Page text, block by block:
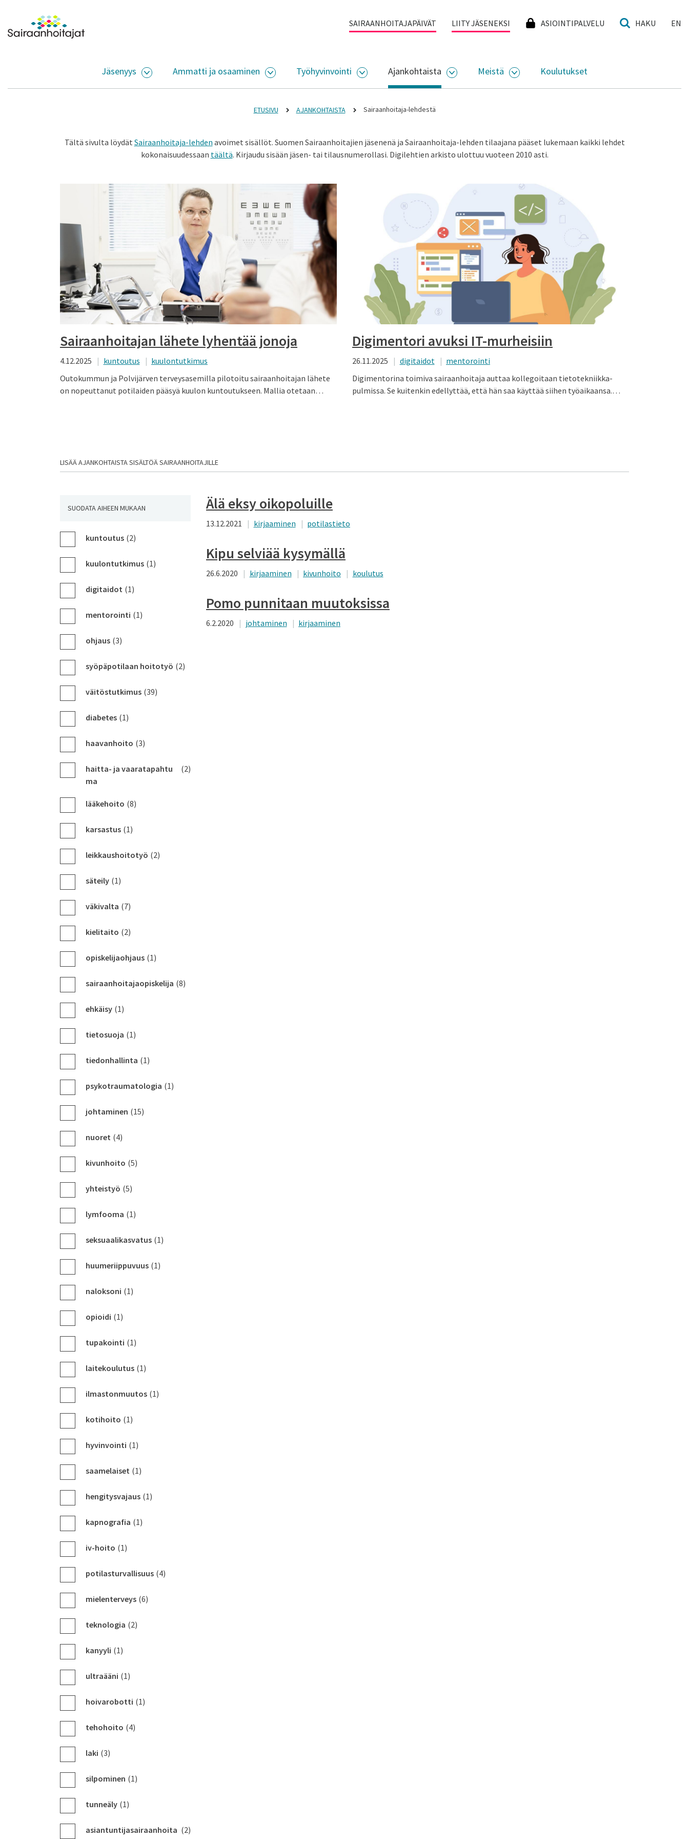
Siirry sisältöön
Etusivulle SAIRAANHOITAJAPÄIVÄT LIITY JÄSENEKSI ASIOINTIPALVELU HAKU EN
Jäsenyys
AVAA ALASIVUJEN VALIKKO
Ammatti ja osaaminen
AVAA ALASIVUJEN VALIKKO
Työhyvinvointi
AVAA ALASIVUJEN VALIKKO
Ajankohtaista
AVAA ALASIVUJEN VALIKKO
Meistä
AVAA ALASIVUJEN VALIKKO
Koulutukset
ETUSIVU AJANKOHTAISTA Sairaanhoitaja-lehdestä
Tältä sivulta löydät Sairaanhoitaja-lehden avoimet sisällöt. Suomen Sairaanhoitajien jäsenenä ja Sairaanhoitaja-lehden tilaajana pääset lukemaan kaikki lehdet
kokonaisuudessaan täältä. Kirjaudu sisään jäsen- tai tilausnumerollasi. Digilehtien arkisto ulottuu vuoteen 2010 asti.
Sairaanhoitajan lähete lyhentää jonoja
4.12.2025 kuntoutus
kuulontutkimus
Outokummun ja Polvijärven terveysasemilla pilotoitu sairaanhoitajan lähete
on nopeuttanut potilaiden pääsyä kuulon kuntoutukseen. Mallia otetaan…
Digimentori avuksi IT-murheisiin
26.11.2025 digitaidot
mentorointi
Digimentorina toimiva sairaanhoitaja auttaa kollegoitaan tietotekniikka­
pulmissa. Se kuitenkin edellyttää, että hän saa käyttää siihen työaikaansa.…
LISÄÄ AJANKOHTAISTA SISÄLTÖÄ SAIRAANHOITAJILLE
kuntoutus (2)
kuulontutkimus (1)
digitaidot (1)
mentorointi (1)
ohjaus (3)
syöpäpotilaan hoitotyö (2)
väitöstutkimus (39)
diabetes (1)
haavanhoito (3)
haitta- ja vaaratapahtu
ma
(2)
lääkehoito (8)
karsastus (1)
leikkaushoitotyö (2)
säteily (1)
väkivalta (7)
kielitaito (2)
opiskelijaohjaus (1)
sairaanhoitajaopiskelija (8)
ehkäisy (1)
tietosuoja (1)
tiedonhallinta (1)
psykotraumatologia (1)
johtaminen (15)
nuoret (4)
kivunhoito (5)
yhteistyö (5)
lymfooma (1)
seksuaalikasvatus (1)
huumeriippuvuus (1)
naloksoni (1)
opioidi (1)
tupakointi (1)
laitekoulutus (1)
ilmastonmuutos (1)
kotihoito (1)
hyvinvointi (1)
saamelaiset (1)
hengitysvajaus (1)
kapnografia (1)
iv-hoito (1)
potilasturvallisuus (4)
mielenterveys (6)
teknologia (2)
kanyyli (1)
ultraääni (1)
hoivarobotti (1)
tehohoito (4)
laki (3)
silpominen (1)
tunneäly (1)
asiantuntijasairaanhoita (2)
SUODATA AIHEEN MUKAAN Älä eksy oikopoluille
13.12.2021 kirjaaminen potilastieto
Kipu selviää kysymällä
26.6.2020 kirjaaminen kivunhoito koulutus
Pomo punnitaan muutoksissa
6.2.2020 johtaminen kirjaaminen